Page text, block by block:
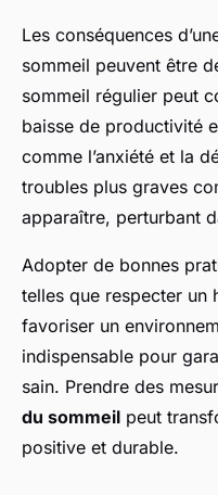
Les conséquences
sommeil peuvent être
sommeil régulier peut
baisse de productivité
comme l’anxiété et la
troubles plus graves
apparaître, perturbant
Adopter de bonnes
telles que respecter un
favoriser un
indispensable pour
sain. Prendre des
du sommeil peut
positive et durable.